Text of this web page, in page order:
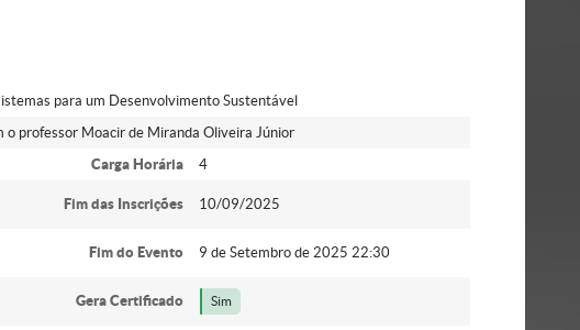
para um Desenvolvimento Sustentável
professor Moacir de Miranda Oliveira Júnior
Carga Horária
4
Fim das Inscrições 10/09/2025
Fim do Evento 9 de Setembro de 2025 22:30
Gera Certificado Sim